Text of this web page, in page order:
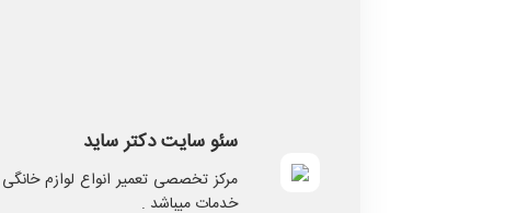
سئو سایت دکتر ساید
مرکز تخصصی تعمیر انواع لوازم
خدمات میباشد .